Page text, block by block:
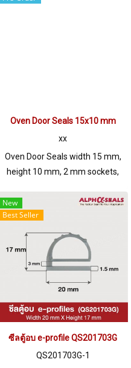
Oven Door Seals 15x10 mm
xx
Oven Door Seals width 15 mm,
height 10 mm, 2 mm sockets,
(Working temp. -70 to + 220 ° C),
high elastic rubber seal Can
withstand continuous heat up to
+ 220 ํ C, suitable for use as
rubber seal, oven seal Food
2656 8846 LINE @ @ptigobal
New
Best Seller
ซีลตู้อบ e-profile QS201703G
QS201703G-1